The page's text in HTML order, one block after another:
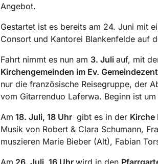
Angebot.
Gestartet ist es bereits am 24. Juni mit
Consort und Kantorei Blankenfelde auf
Fahrt nimmt es nun am 3. Juli auf, mit
Kirchengemeinden im Ev.
nur die französische Reisegruppe, der
vom Gitarrenduo Laferwa. Beginn ist um
Am 18. Juli, 18 Uhr gibt es in der Kirche
Musik von Robert & Clara Schumann,
muszieren Marie Bieber (Alt), Fabian
Am 26. Juli, 16 Uhr wird in den